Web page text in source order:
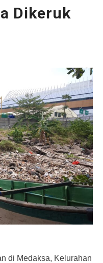
Dikeruk
di Medaksa, Kelurahan